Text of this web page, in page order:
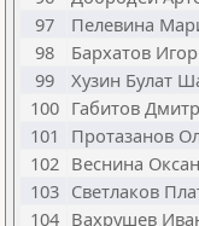
97
Пелевина
98
Бархатов
99
Хузин Булат
100 Габитов
101
Протазанов
102 Веснина
103 Светлаков
104 Вахрушев